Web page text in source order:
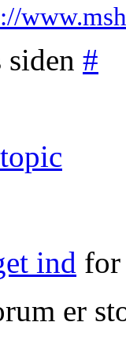
siden #
ind for
er